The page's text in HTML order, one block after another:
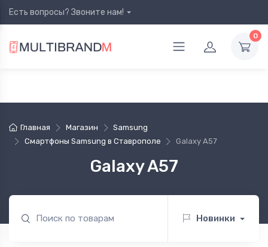
Есть вопросы? Звоните нам!
0
Главная Магазин
Samsung
Смартфоны Samsung в Ставрополе
Galaxy A57
Galaxy A57
Новинки